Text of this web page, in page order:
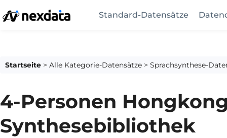
Standard-Datensätze
Startseite > Alle Kategorie-Datensätze > Sprachsynthese-
4-Personen
Synthesebibliothek